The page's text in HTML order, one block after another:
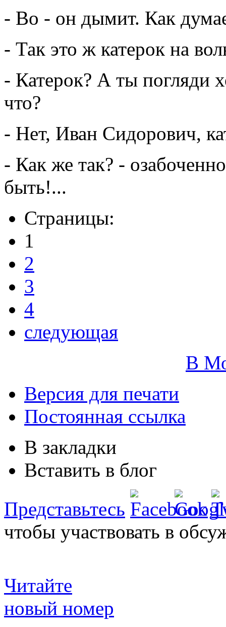
- Во - он дымит. Как
- Так это ж катерок на
- Катерок? А ты погляди
что?
- Нет, Иван Сидорович,
- Как же так? -
быть!...
Страницы:
1
2
3
4
следующая
В
Версия для печати
Постоянная ссылка
В закладки
Вставить в блог
Представьтесь
чтобы участвовать в
Читайте
новый номер